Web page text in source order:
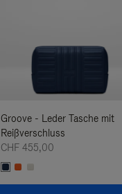
Groove - Leder Tasche mit
Reißverschluss
CHF 455,00